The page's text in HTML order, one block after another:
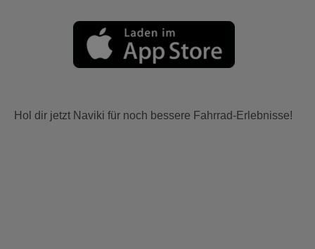
Hol dir jetzt Naviki für noch bessere Fahrrad-Erlebnisse!